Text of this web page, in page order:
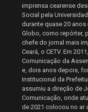
imprensa cearense
Social pela
durante quase 20 anos
Globo, como repórter,
chefe do jornal mais
Ceará, o CETV. Em
Comunicação da
e, dois anos depois,
Institucional da
assumiu a direção de
Comunicação, onde
de 2021 colocou no ar